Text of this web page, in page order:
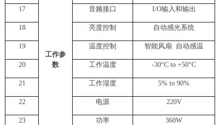
工作参
数
1 7 音频接口 I/O输入和输出
1 8 亮度控制 自动感光系统
1 9 温度控制 智能风扇 自动感温
20 工作温度 -30°C to +50°C
21 工作湿度 5% to 90%
22 电源 220V
23 功率 360W